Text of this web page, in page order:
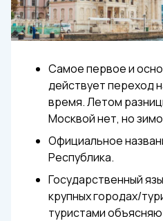
Самое первое и
действует переход
время. Летом
Москвой нет, но
Официальное
Республика.
Государственный
крупных городах/
туристами